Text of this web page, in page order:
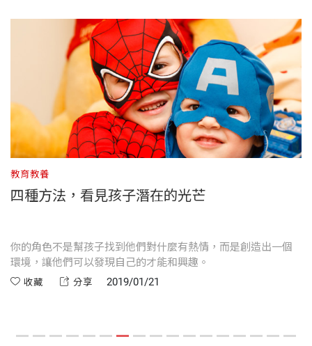
教育教養
四種方法，看見孩子潛在的光芒
你的角色不是幫孩子找到他們對什麼有熱情，而是創造出一個
環境，讓他們可以發現自己的才能和興趣。
收藏 分享 2019/01/21